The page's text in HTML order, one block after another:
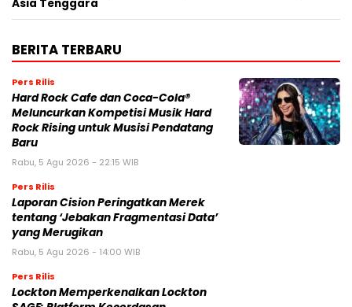
Asia Tenggara
BERITA TERBARU
Pers Rilis
Hard Rock Cafe dan Coca-Cola®
Meluncurkan Kompetisi Musik Hard
Rock Rising untuk Musisi Pendatang
Baru
Rabu, 5 Agu 2026 - 22:15 WIB
Pers Rilis
Laporan Cision Peringatkan Merek
tentang ‘Jebakan Fragmentasi Data’
yang Merugikan
Rabu, 5 Agu 2026 - 14:00 WIB
Pers Rilis
Lockton Memperkenalkan Lockton